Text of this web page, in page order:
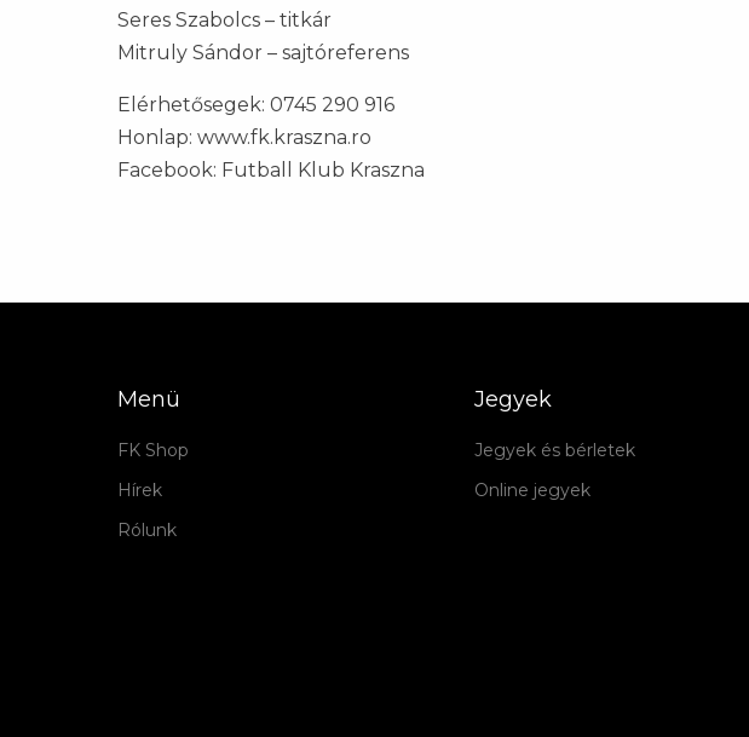
Seres Szabolcs – titkár
Mitruly Sándor – sajtóreferens
Elérhetősegek: 0745 290 916
Honlap: www.fk.kraszna.ro
Facebook: Futball Klub Kraszna
Menü
FK Shop
Hírek
Rólunk
Jegyek
Jegyek és bérletek
Online jegyek